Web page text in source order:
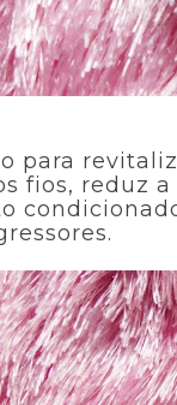
para
fios, reduz